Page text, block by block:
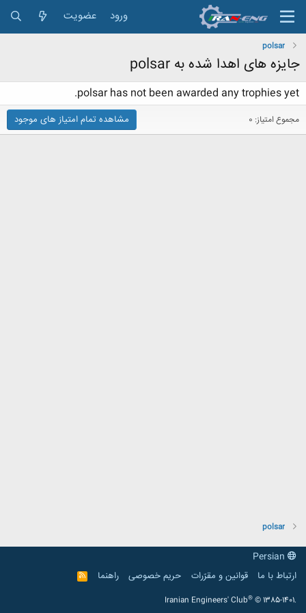
ورود عضویت
polsar
جایزه های اهدا شده به polsar
polsar has not been awarded any trophies yet.
مجموع امتیاز: 0 مشاهده تمام امتیاز های موجود
polsar
ارتباط با ما
قوانین و مقرّرات حریم خصوصی راهنما
R
S
Iranian Engineers' Club® © 1385-1401.